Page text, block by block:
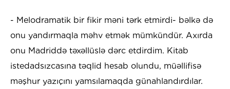
- Melodramatik bir fikir məni tərk etmirdi- bəlkə də
onu yandırmaqla məhv etmək mümkündür. Axırda
onu Madriddə təxəllüslə dərc etdirdim. Kitab
istedadsızcasına təqlid hesab olundu, müəllifisə
məşhur yazıçını yamsılamaqda günahlandırdılar.